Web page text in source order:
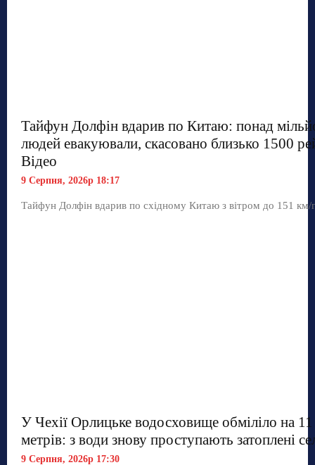
Тайфун Долфін вдарив по Китаю: понад
людей евакуювали, скасовано близько 1500
Відео
9 Серпня, 2026р 18:17
Тайфун Долфін вдарив по східному Китаю з вітром до 151 км/
У Чехії Орлицьке водосховище обміліло на 11
метрів: з води знову проступають затоплені
9 Серпня, 2026р 17:30